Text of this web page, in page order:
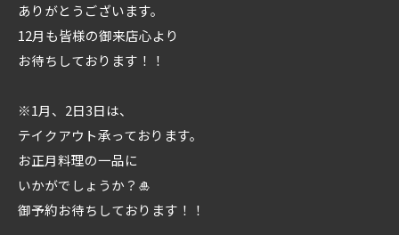
ありがとうございます。
12月も皆様の御来店心より
お待ちしております！！
※1月、2日3日は、
テイクアウト承っております。
お正月料理の一品に
いかがでしょうか？🎍
御予約お待ちしております！！